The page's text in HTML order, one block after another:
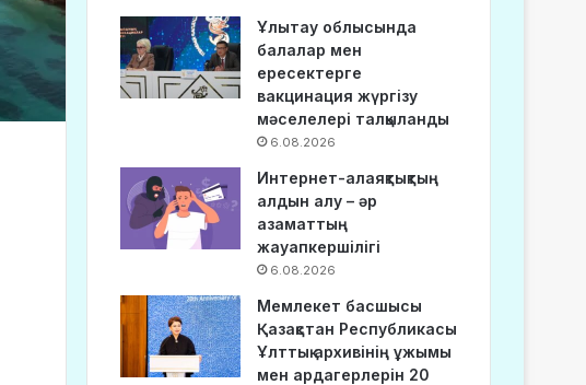
Ұлытау облысында
балалар мен
ересектерге
вакцинация жүргізу
мәселелері талқыланды
6.08.2026
Интернет-алаяқтықтың
алдын алу – әр
азаматтың
жауапкершілігі
6.08.2026
Мемлекет басшысы
Қазақстан Республикасы
Ұлттық архивінің ұжымы
мен ардагерлерін 20